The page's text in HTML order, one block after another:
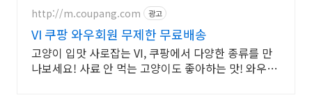
http://m.coupang.com 광고
VI 쿠팡 와우회원 무제한 무료배송
고양이 입맛 사로잡는 VI, 쿠팡에서 다양한 종류를 만
나보세요! 사료 안 먹는 고양이도 좋아하는 맛! 와우회